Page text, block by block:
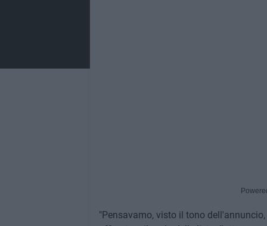
"Pensavamo, visto il tono